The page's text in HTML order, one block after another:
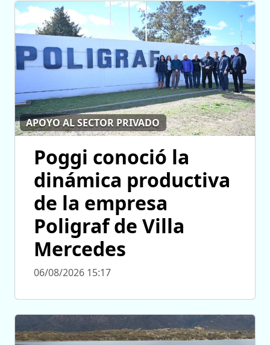
APOYO AL SECTOR PRIVADO
Poggi conoció la
dinámica productiva
de la empresa
Poligraf de Villa
Mercedes
06/08/2026 15:17